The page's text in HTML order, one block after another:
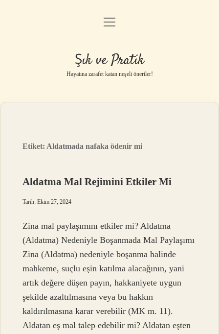
Anasayfa
Yasal Uyarı
menüyü
Şık ve Pratik
Hayatına zarafet katan neşeli öneriler!
Etiket: Aldatmada nafaka ödenir mi
Aldatma Mal Rejimini Etkiler Mi
Tarih: Ekim 27, 2024
Zina mal paylaşımını etkiler mi? Aldatma
(Aldatma) Nedeniyle Boşanmada Mal Paylaşımı
Zina (Aldatma) nedeniyle boşanma halinde
mahkeme, suçlu eşin katılma alacağının, yani
artık değere düşen payın, hakkaniyete uygun
şekilde azaltılmasına veya bu hakkın
kaldırılmasına karar verebilir (MK m. 11).
Aldatan eş mal talep edebilir mi? Aldatan eşten